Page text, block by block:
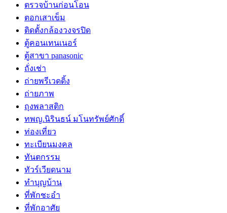
ตรวจบ้านก่อนโอน
ตอกเสาเข็ม
ติดตั้งกล้องวงจรปิด
ตู้คอนเทนเนอร์
ตู้สาขา panasonic
ถั่งเช่า
ถ่ายพรีเวดดิ้ง
ถ่ายภาพ
ถุงพลาสติก
ทพญ.นิรินธน์ มโนทรัพย์ศักดิ์
ท่องเที่ยว
ทะเบียนมงคล
ทันตกรรม
ทัวร์เวียดนาม
ทำบุญบ้าน
ที่พักชะอำ
ที่พักอาศัย